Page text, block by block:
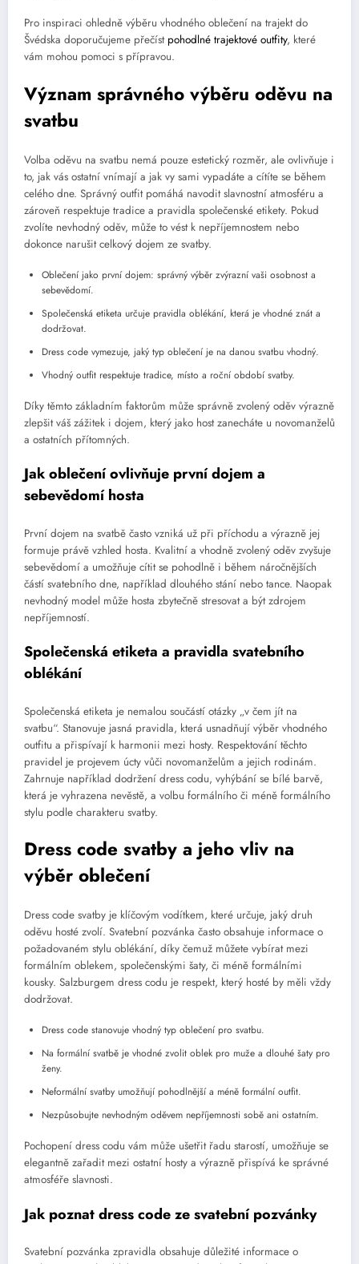
Pro inspiraci ohledně výběru vhodného oblečení na trajekt do
Švédska doporučujeme přečíst pohodlné trajektové outfity, které
vám mohou pomoci s přípravou.
Význam správného výběru oděvu na
svatbu
Volba oděvu na svatbu nemá pouze estetický rozměr, ale ovlivňuje i
to, jak vás ostatní vnímají a jak vy sami vypadáte a cítíte se během
celého dne. Správný outfit pomáhá navodit slavnostní atmosféru a
zároveň respektuje tradice a pravidla společenské etikety. Pokud
zvolíte nevhodný oděv, může to vést k nepříjemnostem nebo
dokonce narušit celkový dojem ze svatby.
Oblečení jako první dojem: správný výběr zvýrazní vaši osobnost a
sebevědomí.
Společenská etiketa určuje pravidla oblékání, která je vhodné znát a
dodržovat.
Dress code vymezuje, jaký typ oblečení je na danou svatbu vhodný.
Vhodný outfit respektuje tradice, místo a roční období svatby.
Díky těmto základním faktorům může správně zvolený oděv výrazně
zlepšit váš zážitek i dojem, který jako host zanecháte u novomanželů
a ostatních přítomných.
Jak oblečení ovlivňuje první dojem a
sebevědomí hosta
První dojem na svatbě často vzniká už při příchodu a výrazně jej
formuje právě vzhled hosta. Kvalitní a vhodně zvolený oděv zvyšuje
sebevědomí a umožňuje cítit se pohodlně i během náročnějších
částí svatebního dne, například dlouhého stání nebo tance. Naopak
nevhodný model může hosta zbytečně stresovat a být zdrojem
nepříjemností.
Společenská etiketa a pravidla svatebního
oblékání
Společenská etiketa je nemalou součástí otázky „v čem jít na
svatbu“. Stanovuje jasná pravidla, která usnadňují výběr vhodného
outfitu a přispívají k harmonii mezi hosty. Respektování těchto
pravidel je projevem úcty vůči novomanželům a jejich rodinám.
Zahrnuje například dodržení dress codu, vyhýbání se bílé barvě,
která je vyhrazena nevěstě, a volbu formálního či méně formálního
stylu podle charakteru svatby.
Dress code svatby a jeho vliv na
výběr oblečení
Dress code svatby je klíčovým vodítkem, které určuje, jaký druh
oděvu hosté zvolí. Svatební pozvánka často obsahuje informace o
požadovaném stylu oblékání, díky čemuž můžete vybírat mezi
formálním oblekem, společenskými šaty, či méně formálními
kousky. Salzburgem dress codu je respekt, který hosté by měli vždy
dodržovat.
Dress code stanovuje vhodný typ oblečení pro svatbu.
Na formální svatbě je vhodné zvolit oblek pro muže a dlouhé šaty pro
ženy.
Neformální svatby umožňují pohodlnější a méně formální outfit.
Nezpůsobujte nevhodným oděvem nepříjemnosti sobě ani ostatním.
Pochopení dress codu vám může ušetřit řadu starostí, umožňuje se
elegantně zařadit mezi ostatní hosty a výrazně přispívá ke správné
atmosféře slavnosti.
Jak poznat dress code ze svatební pozvánky
Svatební pozvánka zpravidla obsahuje důležité informace o